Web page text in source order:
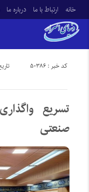
خانه ارتباط با ما درباره ما
تاریخ کد خبر : 50386
تسریع
صنعتی